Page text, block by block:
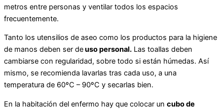
metros entre personas y ventilar todos los espacios
frecuentemente.
Tanto los utensilios de aseo como los productos para la higiene
de manos deben ser deuso personal. Las toallas deben
cambiarse con regularidad, sobre todo si están húmedas. Así
mismo, se recomienda lavarlas tras cada uso, a una
temperatura de 60ºC – 90ºC y secarlas bien.
En la habitación del enfermo hay que colocar un cubo de